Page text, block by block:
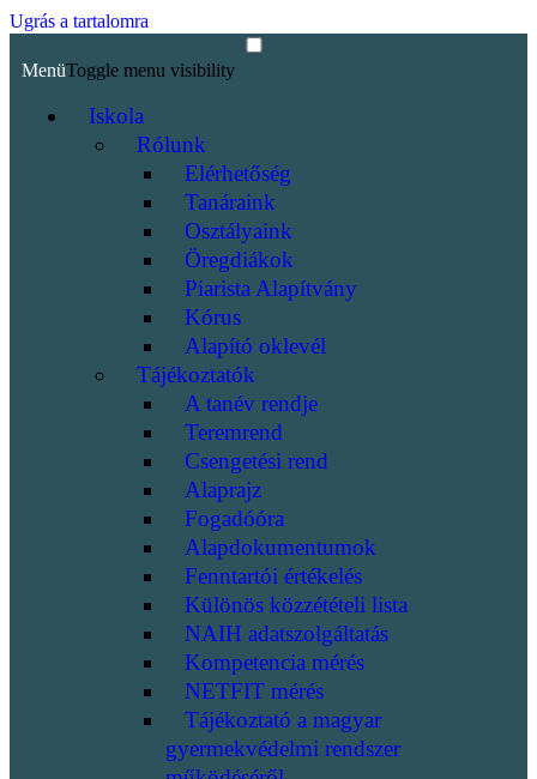
Ugrás a tartalomra
MenüToggle menu visibility
Iskola
Rólunk
Elérhetőség
Tanáraink
Osztályaink
Öregdiákok
Piarista Alapítvány
Kórus
Alapító oklevél
Tájékoztatók
A tanév rendje
Teremrend
Csengetési rend
Alaprajz
Fogadóóra
Alapdokumentumok
Fenntartói értékelés
Különös közzétételi lista
NAIH adatszolgáltatás
Kompetencia mérés
NETFIT mérés
Tájékoztató a magyar
gyermekvédelmi rendszer